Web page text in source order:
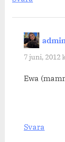
7 juni, 2012
Ewa
Svara